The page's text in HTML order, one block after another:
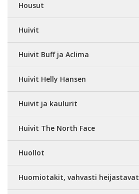
Housut
Huivit
Huivit Buff ja Aclima
Huivit Helly Hansen
Huivit ja kaulurit
Huivit The North Face
Huollot
Huomiotakit, vahvasti heijastavat